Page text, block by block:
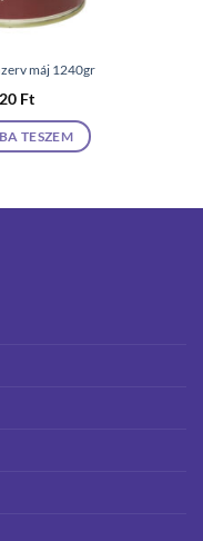
máj 1240gr
Ft
TESZEM